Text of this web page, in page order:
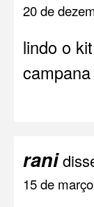
20 de
lindo o
rani
15 de